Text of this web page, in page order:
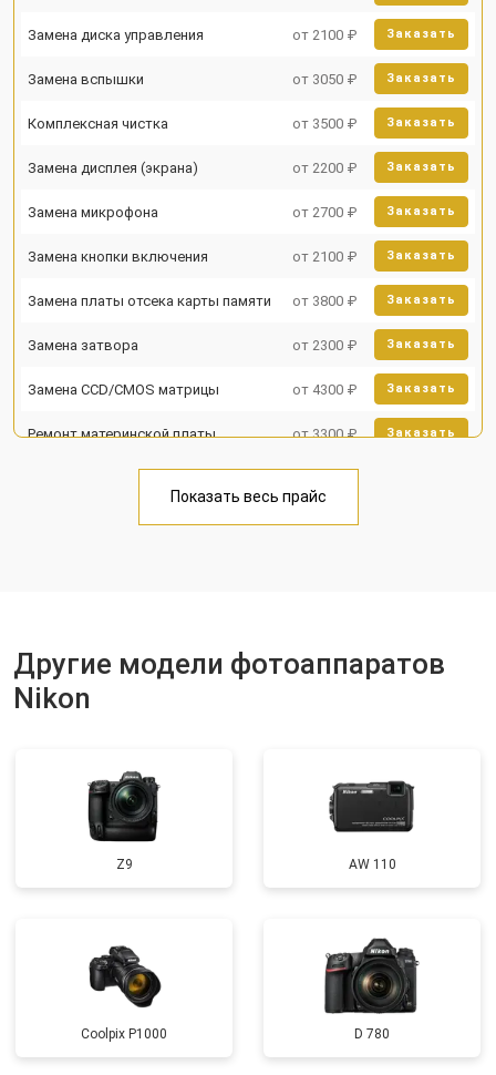
Замена диска управления от 2100 ₽ Заказать
Замена вспышки от 3050 ₽ Заказать
Комплексная чистка от 3500 ₽ Заказать
Замена дисплея (экрана) от 2200 ₽ Заказать
Замена микрофона от 2700 ₽ Заказать
Замена кнопки включения от 2100 ₽ Заказать
Замена платы отсека карты памяти от 3800 ₽ Заказать
Замена затвора от 2300 ₽ Заказать
Замена CCD/CMOS матрицы от 4300 ₽ Заказать
Ремонт материнской платы от 3300 ₽ Заказать
Показать весь прайс
Другие модели фотоаппаратов
Nikon
Z9 AW 110
Coolpix P1000 D 780